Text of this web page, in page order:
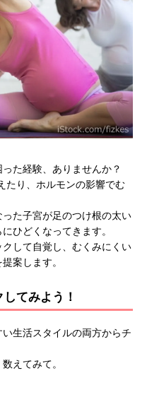
た経験、ありませんか？
たり、ホルモンの影響でむ
た子宮が足のつけ根の太い
ひどくなってきます。
して自覚し、むくみにくい
案します。
てみよう！
生活スタイルの両方からチ
えてみて。